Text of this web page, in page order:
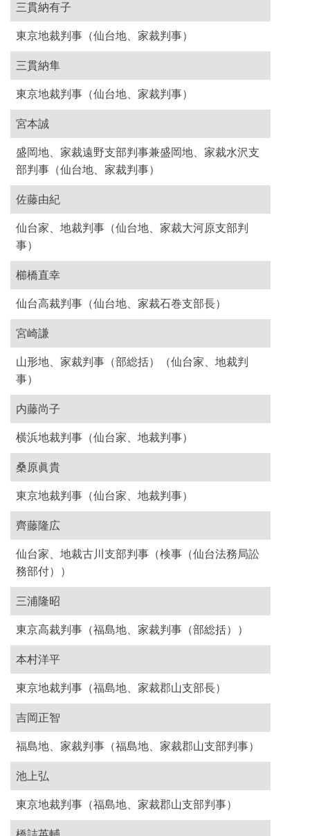
三貫納有子
東京地裁判事（仙台地、家裁判事）
三貫納隼
東京地裁判事（仙台地、家裁判事）
宮本誠
盛岡地、家裁遠野支部判事兼盛岡地、家裁水沢支
部判事（仙台地、家裁判事）
佐藤由紀
仙台家、地裁判事（仙台地、家裁大河原支部判
事）
櫛橋直幸
仙台高裁判事（仙台地、家裁石巻支部長）
宮崎謙
山形地、家裁判事（部総括）（仙台家、地裁判
事）
内藤尚子
横浜地裁判事（仙台家、地裁判事）
桑原眞貴
東京地裁判事（仙台家、地裁判事）
齊藤隆広
仙台家、地裁古川支部判事（検事（仙台法務局訟
務部付））
三浦隆昭
東京高裁判事（福島地、家裁判事（部総括））
本村洋平
東京地裁判事（福島地、家裁郡山支部長）
吉岡正智
福島地、家裁判事（福島地、家裁郡山支部判事）
池上弘
東京地裁判事（福島地、家裁郡山支部判事）